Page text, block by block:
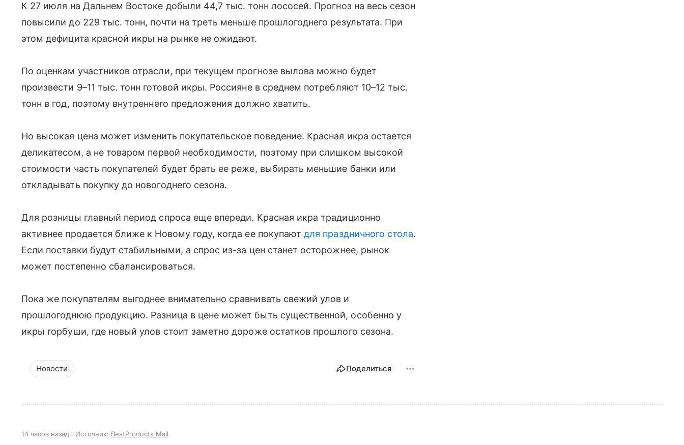
К 27 июля на Дальнем Востоке добыли 44,7 тыс. тонн лососей. Прогноз на весь сезон
повысили до 229 тыс. тонн, почти на треть меньше прошлогоднего результата. При
этом дефицита красной икры на рынке не ожидают.
По оценкам участников отрасли, при текущем прогнозе вылова можно будет
произвести 9–11 тыс. тонн готовой икры. Россияне в среднем потребляют 10–12 тыс.
тонн в год, поэтому внутреннего предложения должно хватить.
Но высокая цена может изменить покупательское поведение. Красная икра остается
деликатесом, а не товаром первой необходимости, поэтому при слишком высокой
стоимости часть покупателей будет брать ее реже, выбирать меньшие банки или
откладывать покупку до новогоднего сезона.
Для розницы главный период спроса еще впереди. Красная икра традиционно
активнее продается ближе к Новому году, когда ее покупаютдля праздничного стола.
Если поставки будут стабильными, а спрос из-за цен станет осторожнее, рынок
может постепенно сбалансироваться.
Пока же покупателям выгоднее внимательно сравнивать свежий улов и
прошлогоднюю продукцию. Разница в цене может быть существенной, особенно у
икры горбуши, где новый улов стоит заметно дороже остатков прошлого сезона.
Новости Поделиться
14 часов назад Источник: BestProducts Mail